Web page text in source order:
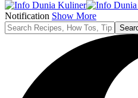
Notification Show More